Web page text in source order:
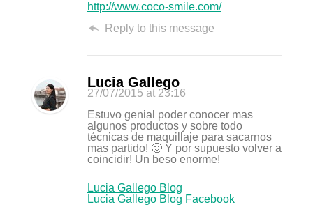
http://www.coco-smile.com/
Reply to this message
Lucia Gallego
27/07/2015 at 23:16
Estuvo genial poder conocer mas
algunos productos y sobre todo
técnicas de maquillaje para sacarnos
mas partido! 🙂 Y por supuesto volver a
coincidir! Un beso enorme!
Lucia Gallego Blog
Lucia Gallego Blog Facebook